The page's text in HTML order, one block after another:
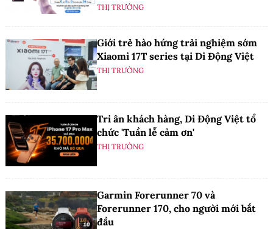
THỊ TRƯỜNG
Giới trẻ hào hứng trải nghiệm sớm
Xiaomi 17T series tại Di Động Việt
THỊ TRƯỜNG
Tri ân khách hàng, Di Động Việt tổ
chức 'Tuần lễ cảm ơn'
THỊ TRƯỜNG
Garmin Forerunner 70 và
Forerunner 170, cho người mới bắt
đầu